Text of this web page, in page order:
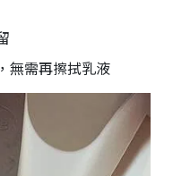
無需再擦拭乳液